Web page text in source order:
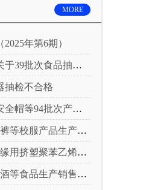
MORE
年第6期）
抽检不合格情况的通报
抽检不合格
批次产品抽查不合格！
企业被济南市市场监管局通报！
生产销售企业被广元市市场监督管理局通报！
被重庆市市场监督管理局通告！